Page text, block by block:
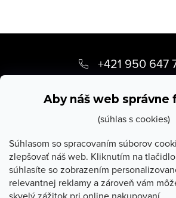
Aby náš web správne
(súhlas s cookies)
Súhlasom so spracovaním súborov
zlepšovať náš web. Kliknutím na tlačidlo
súhlasíte so zobrazením
relevantnej reklamy a zároveň vám
p
+421 950 647
O Stevula